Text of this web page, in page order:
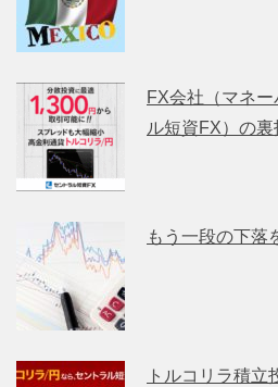
FX会社（マネ
ル短資FX）の
もう一段の下落
トルコリラ積立